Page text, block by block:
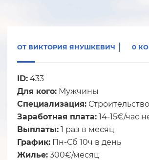
ОТ ВИКТОРИЯ ЯНУШКЕВИЧ 0
ID: 433
Для кого: Мужчины
Специализация: Строительство
Заработная плата: 14-15€/час
Выплаты: 1 раз в месяц
График: Пн-Сб 10ч в день
Жилье: 300€/месяц